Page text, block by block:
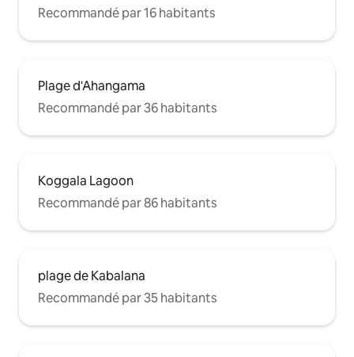
Recommandé par 16 habitants
Plage d'Ahangama
Recommandé par 36 habitants
Koggala Lagoon
Recommandé par 86 habitants
plage de Kabalana
Recommandé par 35 habitants